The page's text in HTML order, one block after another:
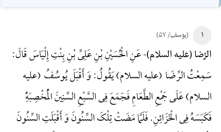
۱ (یوسف/ ۵۷)
الرّضا (علیه السلام)-عَنِ الْحُسَیْنِ بْنِ عَلِیِّ بْنِ بِنْتِ إِلْیَاسَ قَالَ:
سَمِعْتُ الرِّضَا (علیه السلام) یَقُولُ: وَ أَقْبَلَ یُوسُفُ (علیه
السلام) عَلَی جَمْعِ الطَّعَامِ فَجَمَعَ فِی السَّبْعِ السِّنِینَ الْمُخْصِبَهًِْ
فَکَبَسَهُ فِی الْخَزَائِنِ. فَلَمَّا مَضَتْ تِلْکَ السِّنُونَ وَ أَقْبَلَتِ السِّنُونَ